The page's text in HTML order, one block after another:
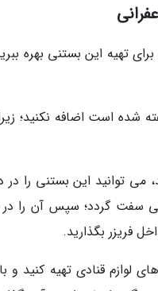
تهیه این بستنی بهره
شده است اضافه نکنید؛
می توانید این بستنی را
فریزر بگذارید.
لوازم قنادی تهیه کنید